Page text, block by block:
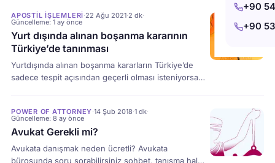
+90
+90
taşıyan noter hizmetlerine erişimdir. Özellikle hafta
sonu uygulanan nöbetçi noter sistemi ve güncel
noter adresleri, doğru hukuki adımları atmak için
kritik bilgilerdir. Antalya’nın gözde ilçesi Alanya’da
noter işlemleri […]
APOSTIL İŞLEMLERI·22 Ağu 2021·2 dk·
Güncelleme: 1 ay önce
Yurt dışında alınan boşanma kararının
Türkiye’de tanınması
Yurtdışında alınan boşanma kararların Türkiye’de
sadece tespit açısından geçerli olması isteniyorsa
yükümlülükleri de varsa, bir tenfiz davası açılmalıdır.
POWER OF ATTORNEY·14 Şub 2018·1 dk·
Güncelleme: 8 ay önce
Avukat Gerekli mi?
Avukata danışmak neden ücretli? Avukata
bürosunda soru sorabilirsiniz sohbet, tanışma hal